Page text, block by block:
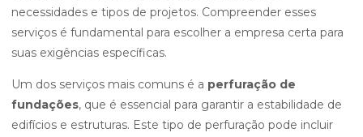
necessidades e tipos de projetos. Compreender esses
serviços é fundamental para escolher a empresa certa para
suas exigências específicas.
Um dos serviços mais comuns é a perfuração de
fundações, que é essencial para garantir a estabilidade de
edifícios e estruturas. Este tipo de perfuração pode incluir